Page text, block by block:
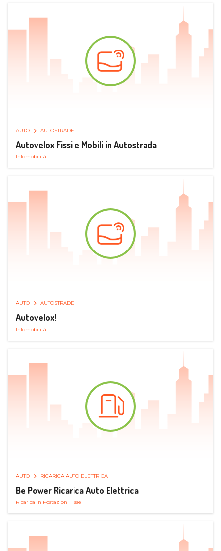
AUTO AUTOSTRADE
Autovelox Fissi e Mobili in Autostrada
Infomobilità
AUTO AUTOSTRADE
Autovelox!
Infomobilità
AUTO RICARICA AUTO ELETTRICA
Be Power Ricarica Auto Elettrica
Ricarica in Postazioni Fisse